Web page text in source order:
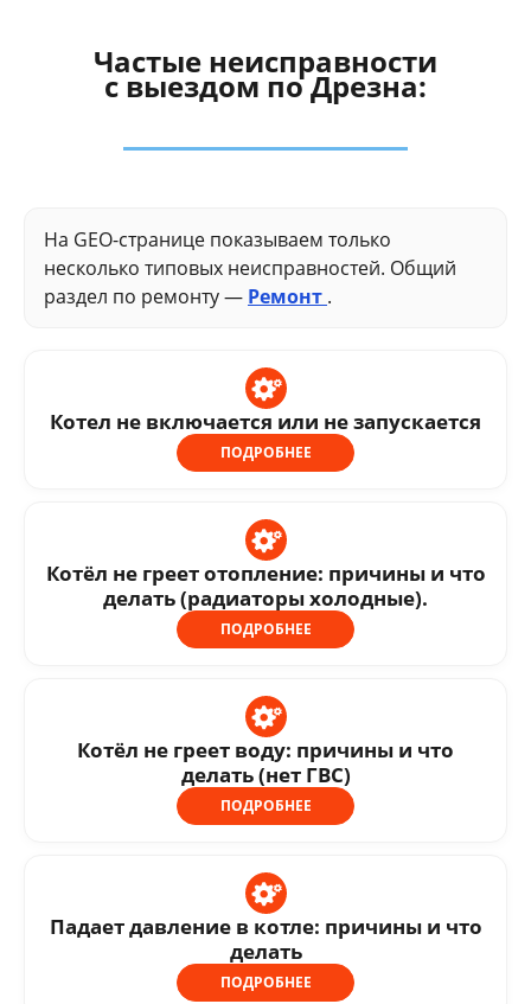
Частые неисправности
с выездом по Дрезна:
На GEO-странице показываем только
несколько типовых неисправностей. Общий
раздел по ремонту — Ремонт .
Котел не включается или не запускается
ПОДРОБНЕЕ
Котёл не греет отопление: причины и что
делать (радиаторы холодные).
ПОДРОБНЕЕ
Котёл не греет воду: причины и что
делать (нет ГВС)
ПОДРОБНЕЕ
Падает давление в котле: причины и что
делать
ПОДРОБНЕЕ